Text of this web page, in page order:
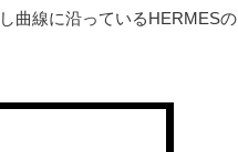
曲線に沿っているHERMESの